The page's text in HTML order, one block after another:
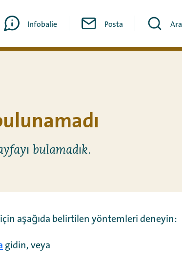
Infobalie Posta Ara
bulamadık.
aşağıda belirtilen yöntemleri deneyin:
gidin, veya